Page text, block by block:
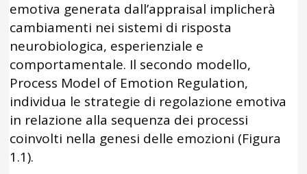
emotiva generata dall’appraisal implicherà
cambiamenti nei sistemi di risposta
neurobiologica, esperienziale e
comportamentale. Il secondo modello,
Process Model of Emotion Regulation,
individua le strategie di regolazione emotiva
in relazione alla sequenza dei processi
coinvolti nella genesi delle emozioni (Figura
1.1).